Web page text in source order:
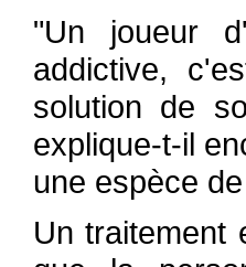
"Un joueur
addictive,
solution de
explique-t-il
une espèce
Un traitement